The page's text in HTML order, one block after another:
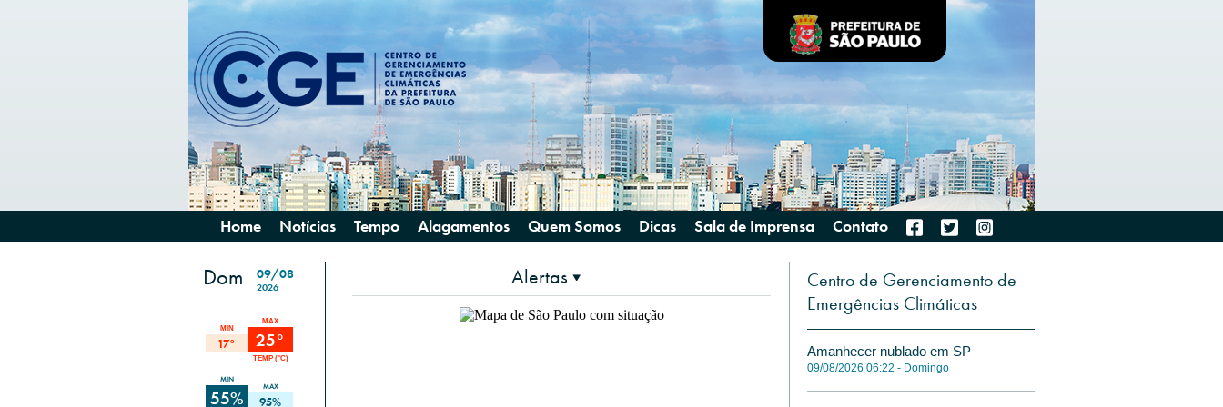
Home Notícias Tempo Alagamentos Quem Somos Dicas Sala de Imprensa Contato
Dom 09/08
2026
MIN
17°
MAX
25°
TEMP (°C)
MIN
55%
MAX
95%
Alertas
Centro de Gerenciamento de
Emergências Climáticas
Amanhecer nublado em SP
09/08/2026 06:22 - Domingo